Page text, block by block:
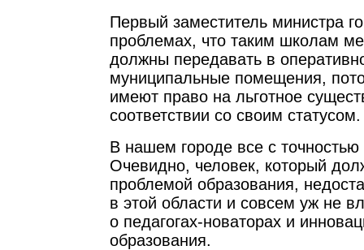
Первый заместитель министра
проблемах, что таким школам
должны передавать в
муниципальные помещения,
имеют право на льготное
соответствии со своим статусом.
В нашем городе все с точностью
Очевидно, человек, который
проблемой образования,
в этой области и совсем уж не
о педагогах-новаторах и
образования.